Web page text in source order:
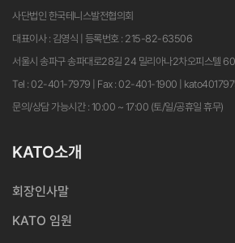
사단법인 한국테니스발전협의회
대표이사 : 김영식 | 등록번호 : 215-82-63506
서울시 송파구 송파대로28길 24 밀리아나2차오피스텔
Tel : 02-401-7979 | Fax : 02-401-1900 |
문의/상담 가능시간 : 10:00 ~ 17:00 (토/일/공휴일 휴무)
KATO소개
회장인사말
KATO 임원